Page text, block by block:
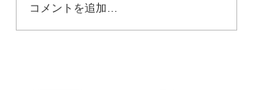
令和８年度「一般社団法
人西日本料理学校協会」
コメントを追加…